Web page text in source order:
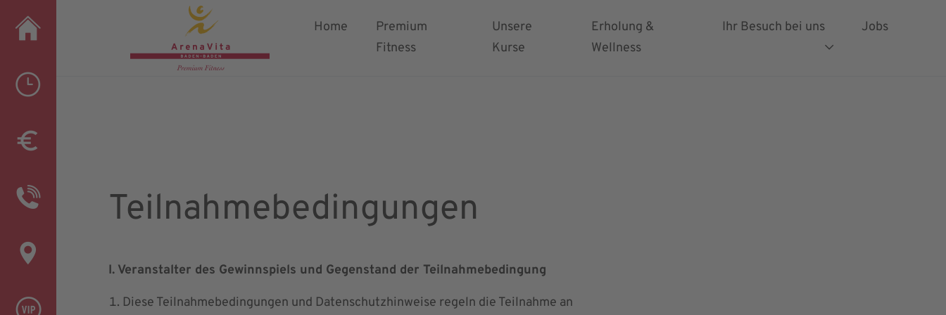
Home
Premium
Fitness
Unsere
Kurse
Erholung &
Wellness
Ihr Besuch bei uns Jobs
Teilnahmebedingungen
Teilnahmebedingungen
I. Veranstalter des Gewinnspiels und Gegenstand der Teilnahmebedingung
Diese Teilnahmebedingungen und Datenschutzhinweise regeln die Teilnahme an